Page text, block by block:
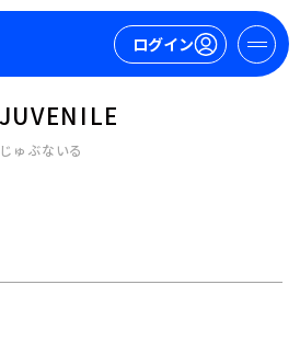
ログイン
JUVENILE
じゅぶないる